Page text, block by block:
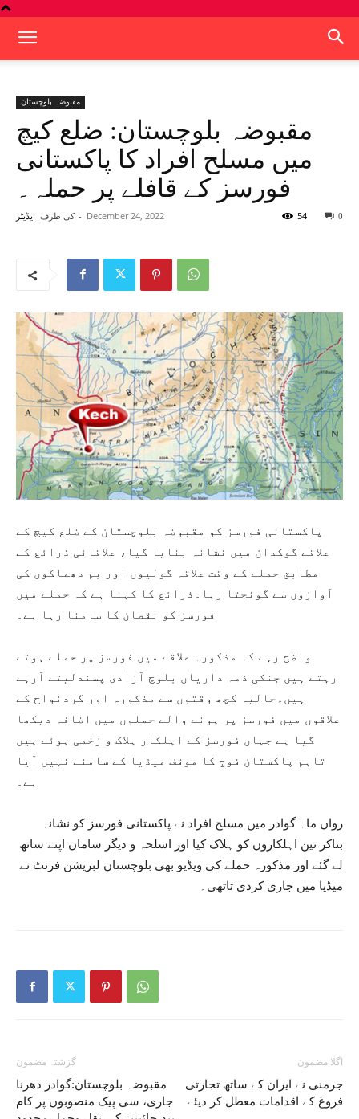
مقبوضہ بلوچستان
مقبوضہ بلوچستان: ضلع کیچ
میں مسلح افراد کا پاکستانی
فورسز کے قافلے پر حملہ۔
کی طرف ایڈیٹر - December 24, 2022 0
54
پاکستانی فورسز کو مقبوضہ بلوچستان کے ضلع کیچ کے
علاقے گوکدان میں نشانہ بنایا گیا، علاقائی ذرائع کے
مطابق حملے کے وقت علاقہ گولیوں اور بم دھماکوں کی
آوازوں سے گونجتا رہا۔ذرائع کا کہنا ہے کہ حملے میں
فورسز کو نقصان کا سامنا رہا ہے۔
واضح رہے کہ مذکورہ علاقے میں فورسز پر حملے ہوتے
رہتے ہیں جنکی ذمہ داریاں بلوچ آزادی پسندلیتے آرہے
ہیں۔حالیہ کچھ وقتوں سے مذکورہ اور گردنواح کے
علاقوں میں فورسز پر ہونے والے حملوں میں اضافہ دیکھا
گیا ہے جہاں فورسز کے اہلکار ہلاک و زخمی ہوئے ہیں
تاہم پاکستان فوج کا موقف میڈیا کے سامنے نہیں آیا
ہے۔
رواں ماہ گوادر میں مسلح افراد نے پاکستانی فورسز کو نشانہ
بناکر تین اہلکاروں کو ہلاک کیا اور اسلحہ و دیگر سامان اپنے ساتھ
لے گئے اور مذکورہ حملے کی ویڈیو بھی بلوچستان لبریشن فرنٹ نے
میڈیا میں جاری کردی تاتھی۔
گزشتہ مضمون
مقبوضہ بلوچستان:گوادر دھرنا
جاری، سی پیک منصوبوں پر کام
اگلا مضمون
جرمنی نے ایران کے ساتھ تجارتی
فروغ کے اقدامات معطل کر دیئے